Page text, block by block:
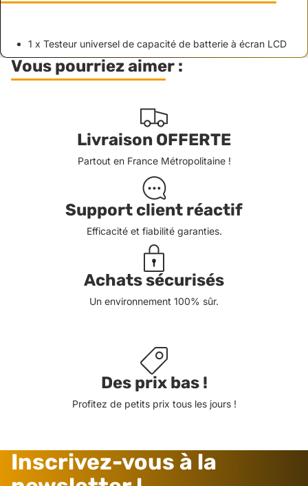
1 x Testeur universel de capacité de batterie à écran LCD
Vous pourriez aimer :
Livraison OFFERTE
Partout en France Métropolitaine !
Support client réactif
Efficacité et fiabilité garanties.
Achats sécurisés
Un environnement 100% sûr.
Des prix bas !
Profitez de petits prix tous les jours !
Inscrivez-vous à la